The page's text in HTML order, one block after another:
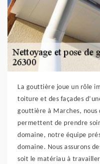
La gouttière joue un rôle
toiture et des façades
gouttière à Marches, nous
permettent de prendre
domaine, notre équipe
domaine. Nous assurons
soit le matériau à